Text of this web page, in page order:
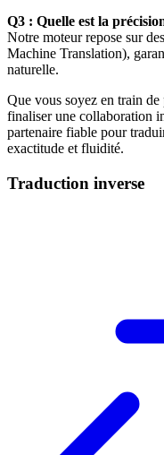
Q3 : Quelle est la
Notre moteur repose sur
Machine Translation),
naturelle.
Que vous soyez en train
finaliser une collaboration
partenaire fiable pour
exactitude et fluidité.
Traduction inverse